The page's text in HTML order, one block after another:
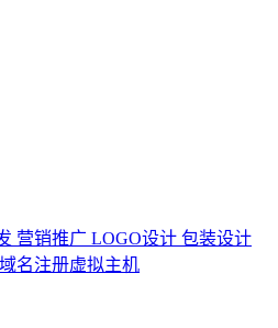
营销推广 LOGO设计 包装设计
域名注册虚拟主机